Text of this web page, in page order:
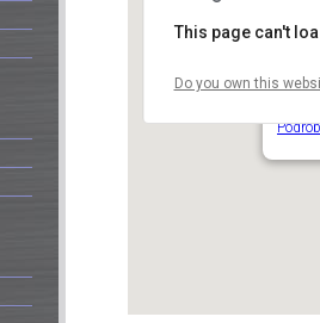
This page can't
Do you own this